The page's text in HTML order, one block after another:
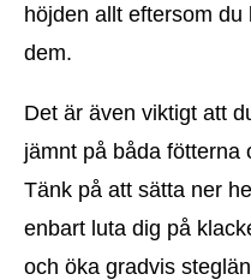
höjden allt eftersom
dem.
Det är även viktigt att
jämnt på båda fötterna
Tänk på att sätta ner
enbart luta dig på
och öka gradvis